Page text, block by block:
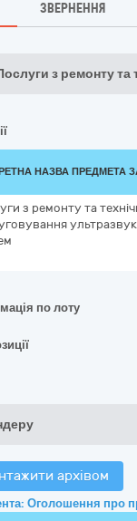
ЗВЕРНЕННЯ
з ремонту та
НАЗВА ПРЕДМЕТА
з ремонту та
по лоту
архівом
Оголошення про